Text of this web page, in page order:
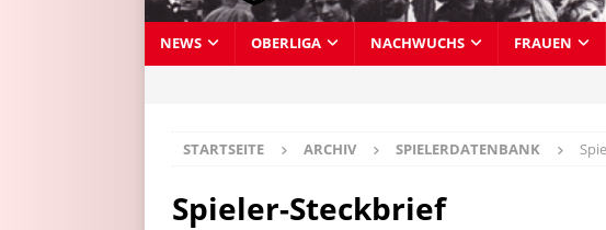
NEWS OBERLIGA NACHWUCHS FRAUEN
STARTSEITE ARCHIV SPIELERDATENBANK
Spieler-Steckbrief